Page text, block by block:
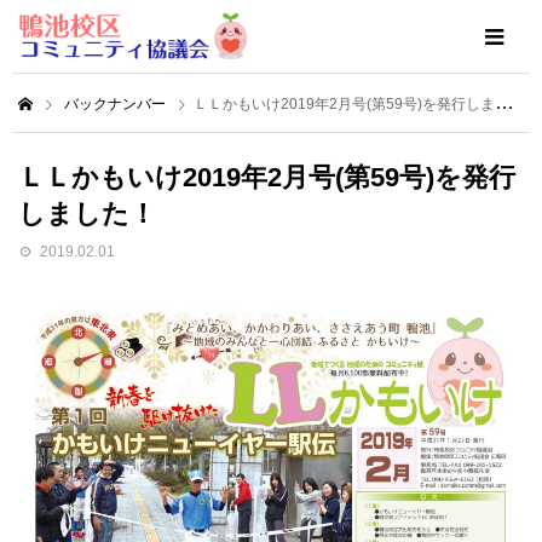
バックナンバー ＬＬかもいけ2019年2月号(第59号)を発行しました！
ＬＬかもいけ2019年2月号(第59号)を発行
しました！
2019.02.01